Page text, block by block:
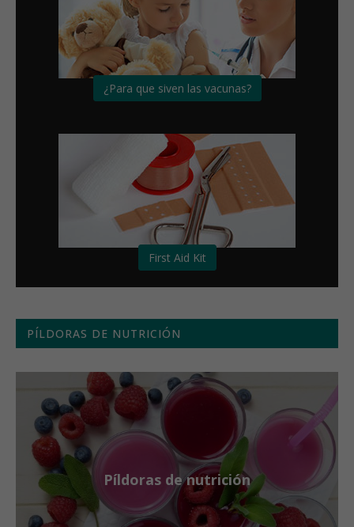
¿Para que siven las vacunas?
First Aid Kit
PÍLDORAS DE NUTRICIÓN
Píldoras de nutrición